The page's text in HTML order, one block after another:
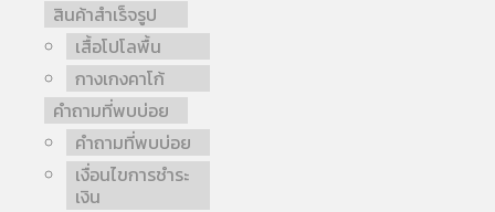
สินค้าสำเร็จรูป
เสื้อโปโลพื้น
กางเกงคาโก้
คำถามที่พบบ่อย
คำถามที่พบบ่อย
เงื่อนไขการชำระ
เงิน